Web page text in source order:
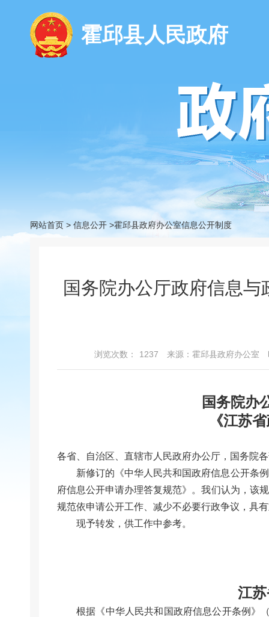
霍邱县人民政府
网站首页 > 信息公开 >霍邱县政府办公室信息公开制度
国务院办公厅政府信息
浏览次数： 1237 来源：霍邱县政府办公室
国务院办
《江苏
各省、自治区、直辖市人民政府办公厅，国务院
新修订的《中华人民共和国政府信息公开条
府信息公开申请办理答复规范》。我们认为，该
规范依申请公开工作、减少不必要行政争议，具
现予转发，供工作中参考。
江
根据《中华人民共和国政府信息公开条例》